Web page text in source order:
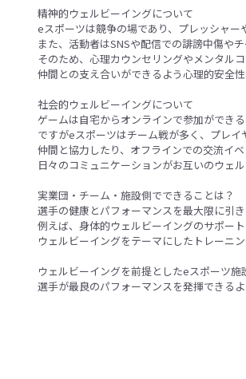
精神的ウェルビーイングについて
eスポーツは競争の場であり、プレッシャー
また、活動者はSNSや配信での誹謗中傷や
そのため、心理カウンセリングやメンタルコ
仲間との支え合いができるよう心理的安全
社会的ウェルビーイングについて
ゲームは自宅からオンラインで参加ができ
ですがeスポーツはチーム戦が多く、プレイ
仲間と協力したり、オフラインでの交流イベ
日々のコミュニケーションがお互いのウェ
実業団・チーム・施設側でできることは？
選手の健康とパフォーマンスを最大限に引
例えば、身体的ウェルビーイングのサポー
ウェルビーイングをテーマにしたトレーニ
ウェルビーイングを前提としたeスポーツ施
選手が最良のパフォーマンスを発揮できる